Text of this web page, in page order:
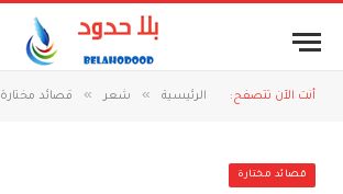
أنت الآن تتصفح: الرئيسية » شعر » قصائد مختارة
قصائد مختارة